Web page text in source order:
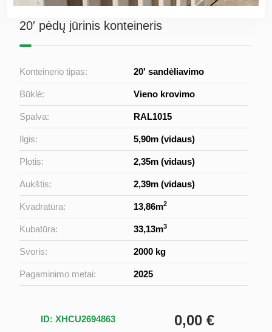
20′ pėdų jūrinis konteineris
Konteinerio tipas: 20' sandėliavimo
Būklė: Vieno krovimo
Spalva: RAL1015
Ilgis: 5,90m (vidaus)
Plotis: 2,35m (vidaus)
Aukštis: 2,39m (vidaus)
Kvadratūra: 13,86m2
Kubatūra: 33,13m3
Svoris: 2000 kg
Pagaminimo metai: 2025
ID: XHCU2694863
0,00 €